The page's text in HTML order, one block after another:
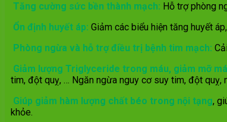
Tăng cường sức bền thành mạch: Hỗ trợ phòng
Ổn định huyết áp: Giảm các biểu hiện tăng huyết
Phòng ngừa và hỗ trợ điều trị bệnh tim mạch:
Giảm lượng Triglyceride trong máu, giảm mỡ
tim, đột quỵ, … Ngăn ngừa nguy cơ suy tim, đột quỵ,
Giúp giảm hàm lượng chất béo trong nội tạng,
khỏe.